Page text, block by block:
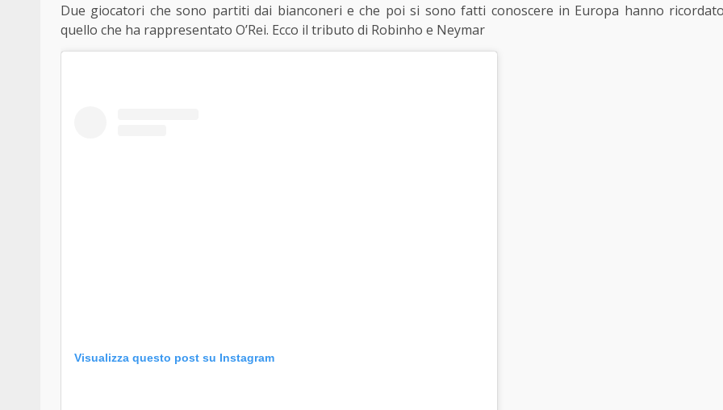
Due giocatori che sono partiti dai bianconeri e che poi si sono fatti conoscere in Europa hanno
quello che ha rappresentato O’Rei. Ecco il tributo di Robinho e Neymar
Visualizza questo post su Instagram